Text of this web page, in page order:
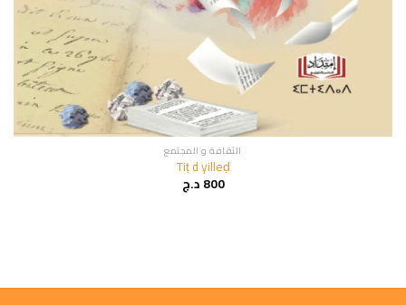
الثقافة و المجتمع
Tiṭ d yilleḍ
800د.ج